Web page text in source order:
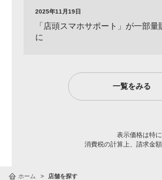
2025年11月19日
「店頭スマホサポート」が一部
に
一覧をみる
表示価格は特
消費税の計算上、請求金
ホーム 店舗を探す